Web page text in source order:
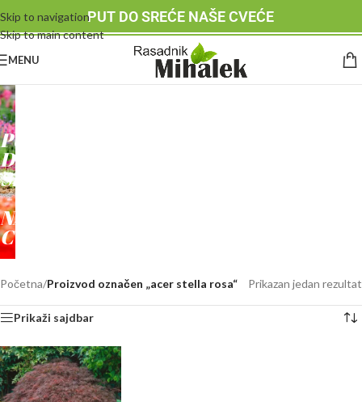
Skip to navigation
Skip to main content
PUT DO SREĆE NAŠE CVEĆE
MENU
RASADNIK
MIHALEK
PUT
DO
SREĆE
-
NAŠE
CVEĆE
Početna/Proizvod označen „acer stella rosa“ Prikazan jedan rezultat
Prikaži sajdbar